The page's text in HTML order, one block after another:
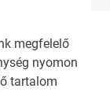
megfelelő
nyomon
tartalom